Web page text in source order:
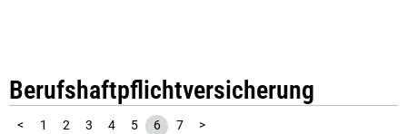
Berufshaftpflichtversicherung
< 1 2 3 4 5 6 7 >